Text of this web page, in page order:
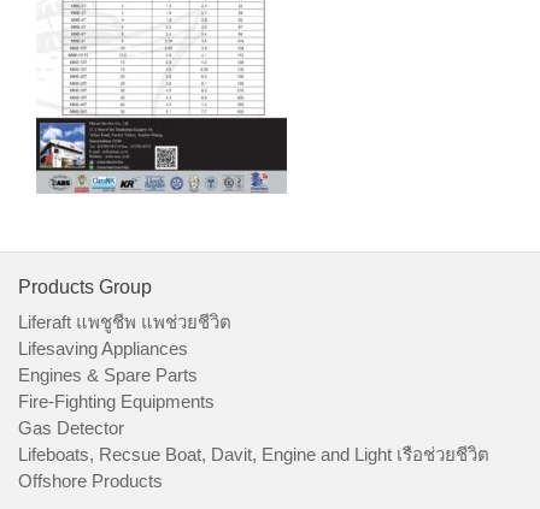
Products Group
Liferaft แพชูชีพ แพช่วยชีวิต
Lifesaving Appliances
Engines & Spare Parts
Fire-Fighting Equipments
Gas Detector
Lifeboats, Recsue Boat, Davit, Engine and Light เรือช่วยชีวิต
Offshore Products